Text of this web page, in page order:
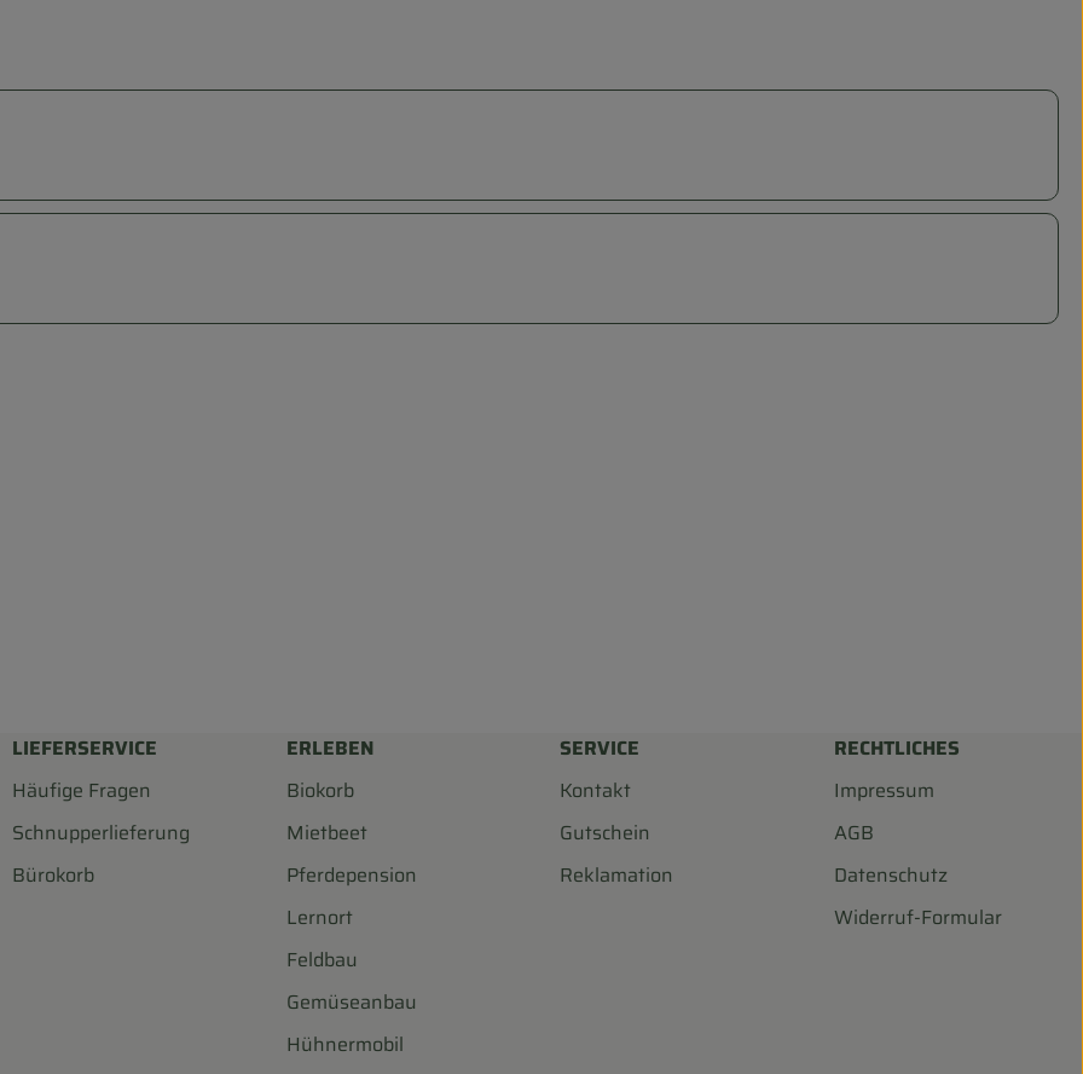
LIEFERSERVICE
Häufige Fragen
Schnupperlieferung
Bürokorb
ERLEBEN
Biokorb
Mietbeet
Pferdepension
Lernort
Feldbau
Gemüseanbau
Hühnermobil
SERVICE
Kontakt
Gutschein
Reklamation
RECHTLICHES
Impressum
AGB
Datenschutz
Widerruf-Formular